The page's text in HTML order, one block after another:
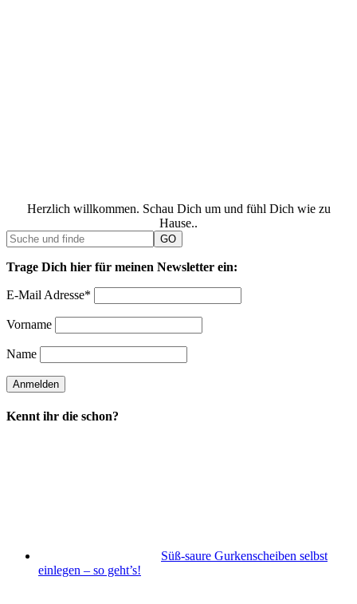
Herzlich willkommen. Schau Dich um und fühl Dich wie zu
Hause..
Trage Dich hier für meinen Newsletter ein:
E-Mail Adresse*
Vorname
Name
Kennt ihr die schon?
Süß-saure Gurkenscheiben selbst
einlegen – so geht’s!